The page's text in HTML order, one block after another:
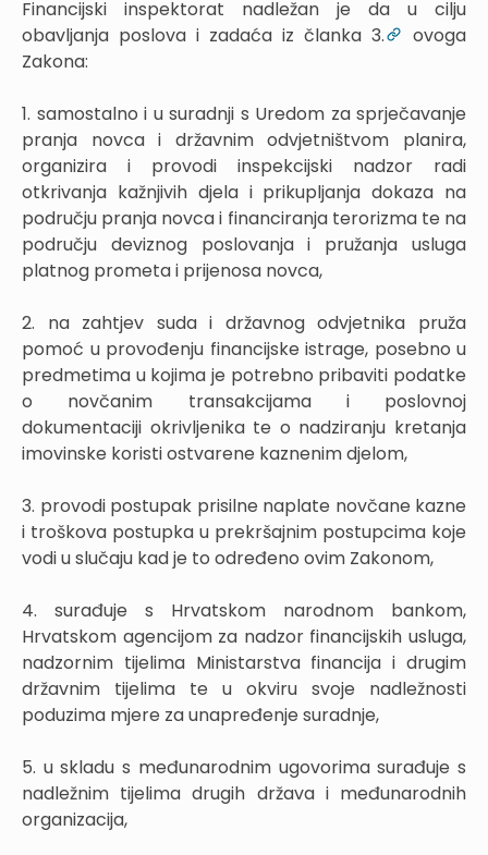
Financijski inspektorat nadležan je da u cilju
obavljanja poslova i zadaća iz članka 3.
ovoga
Zakona:
1. samostalno i u suradnji s Uredom za sprječavanje
pranja novca i državnim odvjetništvom planira,
organizira i provodi inspekcijski nadzor radi
otkrivanja kažnjivih djela i prikupljanja dokaza na
području pranja novca i financiranja terorizma te na
području deviznog poslovanja i pružanja usluga
platnog prometa i prijenosa novca,
2. na zahtjev suda i državnog odvjetnika pruža
pomoć u provođenju financijske istrage, posebno u
predmetima u kojima je potrebno pribaviti podatke
o novčanim transakcijama i poslovnoj
dokumentaciji okrivljenika te o nadziranju kretanja
imovinske koristi ostvarene kaznenim djelom,
3. provodi postupak prisilne naplate novčane kazne
i troškova postupka u prekršajnim postupcima koje
vodi u slučaju kad je to određeno ovim Zakonom,
4. surađuje s Hrvatskom narodnom bankom,
Hrvatskom agencijom za nadzor financijskih usluga,
nadzornim tijelima Ministarstva financija i drugim
državnim tijelima te u okviru svoje nadležnosti
poduzima mjere za unapređenje suradnje,
5. u skladu s međunarodnim ugovorima surađuje s
nadležnim tijelima drugih država i međunarodnih
organizacija,